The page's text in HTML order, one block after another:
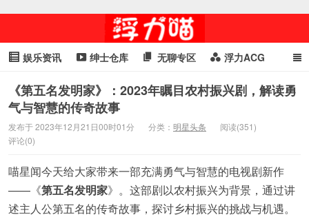
喵星闻
娱乐资讯 绅士仓库 无聊专区 浮力ACG
浮力GIF 明星头条 浮力资讯 头条女神 萌妹专区
cosplay
《第五名发明家》：2023年瞩目农村振兴剧，解读勇
气与智慧的传奇故事
发布于 2023年12月21日00时01分 分类： 明星头条
阅读(351)
评论(0)
喵星闻今天给大家带来一部充满勇气与智慧的电视剧新作
——《第五名发明家》。这部剧以农村振兴为背景，通过讲
述主人公第五名的传奇故事，探讨乡村振兴的挑战与机遇。